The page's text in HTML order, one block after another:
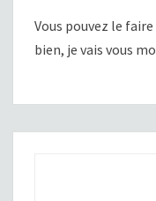
Vous pouvez le
bien, je vais vous